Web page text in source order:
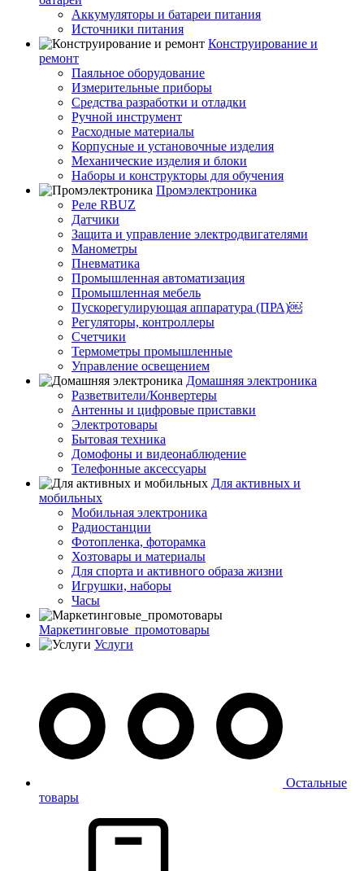
Аккумуляторы и батареи питания
Источники питания
Конструирование и
ремонт
Паяльное оборудование
Измерительные приборы
Средства разработки и отладки
Ручной инструмент
Расходные материалы
Корпусные и установочные изделия
Механические изделия и блоки
Наборы и конструкторы для обучения
Промэлектроника
Реле RBUZ
Датчики
Защита и управление электродвигателями
Манометры
Пневматика
Промышленная автоматизация
Промышленная мебель
Пускорегулирующая аппаратура (ПРА)￼
Регуляторы, контроллеры
Счетчики
Термометры промышленные
Управление освещением
Домашняя электроника
Разветвители/Конвертеры
Антенны и цифровые приставки
Электротовары
Бытовая техника
Домофоны и видеонаблюдение
Телефонные аксессуары
Для активных и
мобильных
Мобильная электроника
Радиостанции
Фотопленка, фоторамка
Хозтовары и материалы
Для спорта и активного образа жизни
Игрушки, наборы
Часы
Маркетинговые_промотовары
Услуги
Остальные
товары